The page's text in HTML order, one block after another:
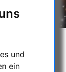
und
ein